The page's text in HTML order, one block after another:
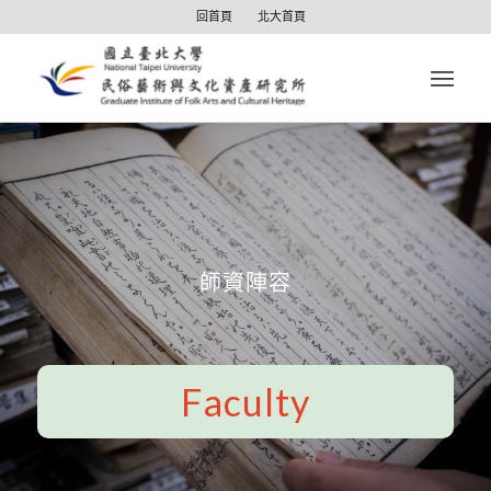
回首頁 北大首頁
師資陣容
Faculty